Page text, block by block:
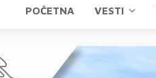
POČETNA VESTI